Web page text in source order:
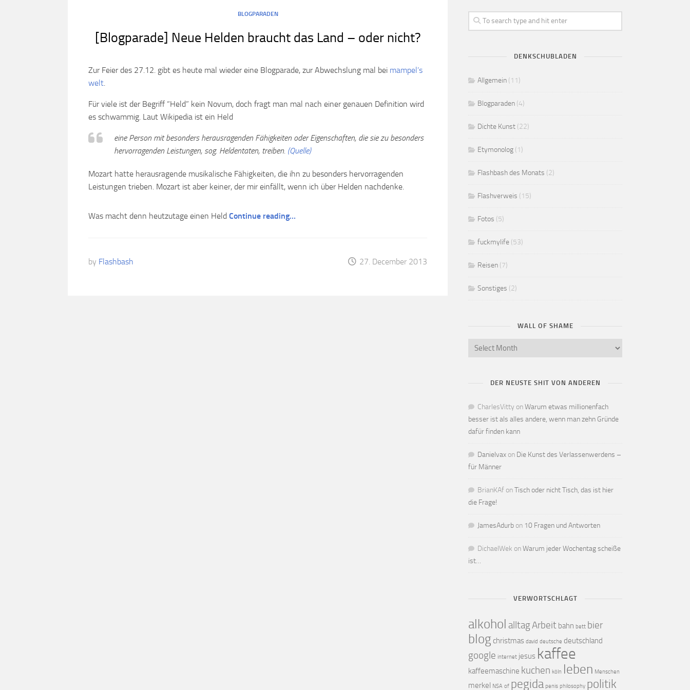
BLOGPARADEN
[Blogparade] Neue Helden braucht das Land – oder nicht?
Zur Feier des 27.12. gibt es heute mal wieder eine Blogparade, zur Abwechslung mal bei mampel’s
welt.
Für viele ist der Begriff “Held” kein Novum, doch fragt man mal nach einer genauen Definition wird
es schwammig. Laut Wikipedia ist ein Held
eine Person mit besonders herausragenden Fähigkeiten oder Eigenschaften, die sie zu besonders
hervorragenden Leistungen, sog. Heldentaten, treiben. (Quelle)
Mozart hatte herausragende musikalische Fähigkeiten, die ihn zu besonders hervorragenden
Leistungen trieben. Mozart ist aber keiner, der mir einfällt, wenn ich über Helden nachdenke.
Was macht denn heutzutage einen Held Continue reading…
by Flashbash 27. December 2013
DENKSCHUBLADEN
Allgemein (11)
Blogparaden (4)
Dichte Kunst (22)
Etymonolog (1)
Flashbash des Monats (2)
Flashverweis (15)
Fotos (5)
fuckmylife (53)
Reisen (7)
Sonstiges (2)
WALL OF SHAME
DER NEUSTE SHIT VON ANDEREN
CharlesVitty onWarum etwas millionenfach
besser ist als alles andere, wenn man zehn Gründe
dafür finden kann
Danielvax on Die Kunst des Verlassenwerdens –
für Männer
BrianKAf onTisch oder nicht Tisch, das ist hier
die Frage!
JamesAdurb on 10 Fragen und Antworten
DichaelWek onWarum jeder Wochentag scheiße
ist…
VERWORTSCHLAGT
alkohol alltagArbeit bahn bett bier
blog christmas david deutsche deutschland
google internet jesus kaffee
kaffeemaschine kuchen köln leben Menschen
merkel NSA of pegida penis philosophy politik